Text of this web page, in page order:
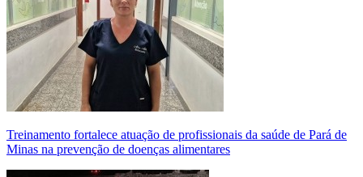
Treinamento fortalece atuação de profissionais da saúde de Pará de
Minas na prevenção de doenças alimentares